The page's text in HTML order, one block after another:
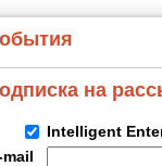
на
Intelligent
mail